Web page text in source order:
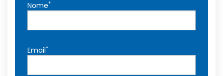
Nome*
Email*